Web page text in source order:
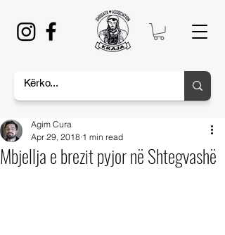
Mbjellja e brezit pyjor në Shtegvashë
Agim Cura
Apr 29, 2018 1 min read